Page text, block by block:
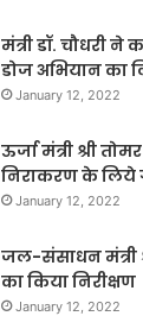
मंत्री डॉ. चौधरी
डोज अभियान का
January 12, 2022
ऊर्जा मंत्री श्री
निराकरण के लिये
January 12, 2022
जल-संसाधन मंत्री
का किया निरीक्षण
January 12, 2022